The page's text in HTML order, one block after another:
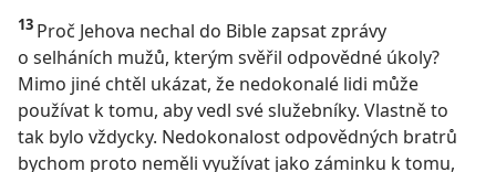
13 Proč Jehova nechal do Bible zapsat zprávy
o selháních mužů, kterým svěřil odpovědné úkoly?
Mimo jiné chtěl ukázat, že nedokonalé lidi může
používat k tomu, aby vedl své služebníky. Vlastně to
tak bylo vždycky. Nedokonalost odpovědných bratrů
bychom proto neměli využívat jako záminku k tomu,